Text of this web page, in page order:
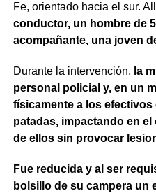
Fe, orientado hacia el sur.
conductor, un hombre de
acompañante, una joven
Durante la intervención, la
personal policial y, en un
físicamente a los
patadas, impactando en
de ellos sin provocar
Fue reducida y al ser
bolsillo de su campera un